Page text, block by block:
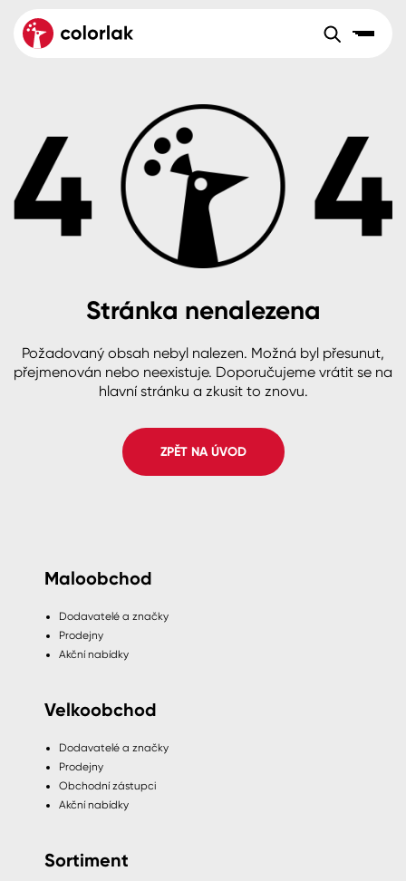
Velkoobchod Sortiment
Aktuality
Reference
O společnosti
B2B +420 800 145 555Po – Pá: 8:00–15:00
Česko
Slovensko Polsko Worldwide
Dřevo
Beton, asfalt, minerální podklady
Plast, sklo, keramika
Stěny
Fasády
Spreje
Colorlak Dekor
Colorlak Profi
Colorlak Pta
Stránka nenalezena
Požadovaný obsah nebyl nalezen. Možná byl přesunut,
přejmenován nebo neexistuje. Doporučujeme vrátit se na
hlavní stránku a zkusit to znovu.
ZPĚT NA ÚVOD
Maloobchod
Dodavatelé a značky
Prodejny
Akční nabídky
Velkoobchod
Dodavatelé a značky
Prodejny
Obchodní zástupci
Akční nabídky
Sortiment